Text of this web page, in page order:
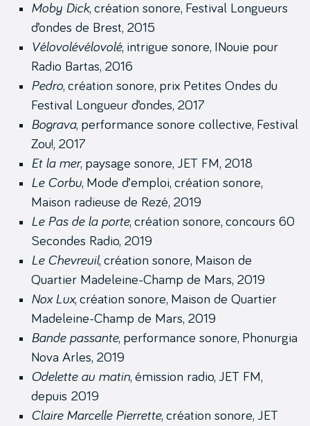
Moby Dick, création sonore, Festival Longueurs
d’ondes de Brest, 2015
Vélovolévélovolé, intrigue sonore, INouie pour
Radio Bartas, 2016
Pedro, création sonore, prix Petites Ondes du
Festival Longueur d’ondes, 2017
Bograva, performance sonore collective, Festival
Zou!, 2017
Et la mer, paysage sonore, JET FM, 2018
Le Corbu, Mode d’emploi, création sonore,
Maison radieuse de Rezé, 2019
Le Pas de la porte, création sonore, concours 60
Secondes Radio, 2019
Le Chevreuil, création sonore, Maison de
Quartier Madeleine-Champ de Mars, 2019
Nox Lux, création sonore, Maison de Quartier
Madeleine-Champ de Mars, 2019
Bande passante, performance sonore, Phonurgia
Nova Arles, 2019
Odelette au matin, émission radio, JET FM,
depuis 2019
Claire Marcelle Pierrette, création sonore, JET